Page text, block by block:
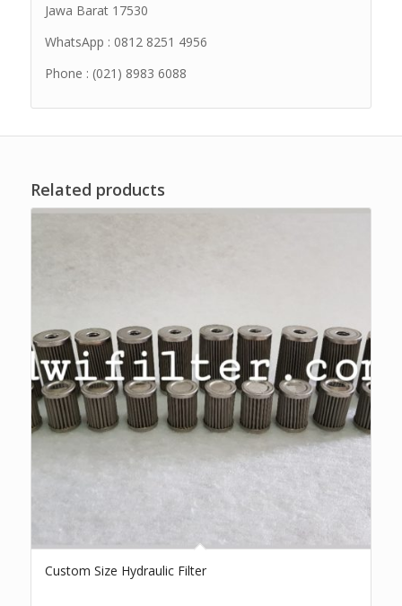
Jawa Barat 17530
WhatsApp : 0812 8251 4956
Phone : (021) 8983 6088
Related products
Custom Size Hydraulic Filter